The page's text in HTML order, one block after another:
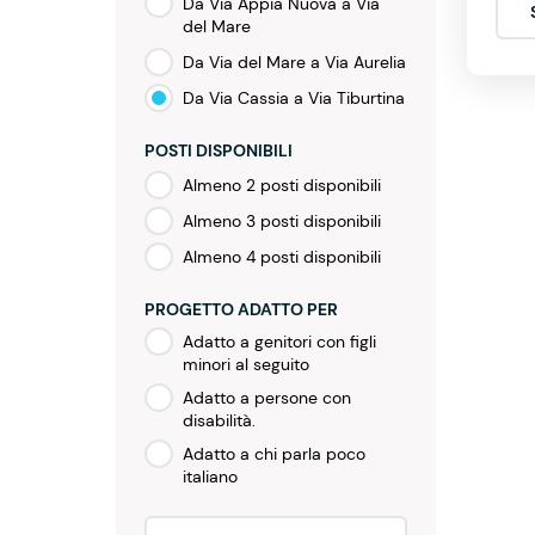
del Mare
Da Via del Mare a Via Aurelia
Da Via Cassia a Via Tiburtina
POSTI DISPONIBILI
Almeno 2 posti disponibili
Almeno 3 posti disponibili
Almeno 4 posti disponibili
PROGETTO ADATTO PER
Adatto a genitori con figli
minori al seguito
Adatto a persone con
disabilità.
Adatto a chi parla poco
italiano